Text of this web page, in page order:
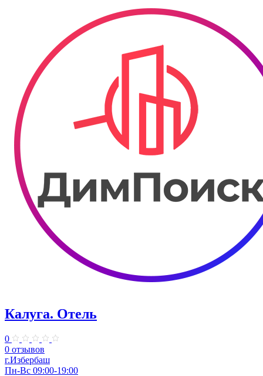
Калуга. Отель
0
0 отзывов
г.Избербаш
Пн-Вс 09:00-19:00